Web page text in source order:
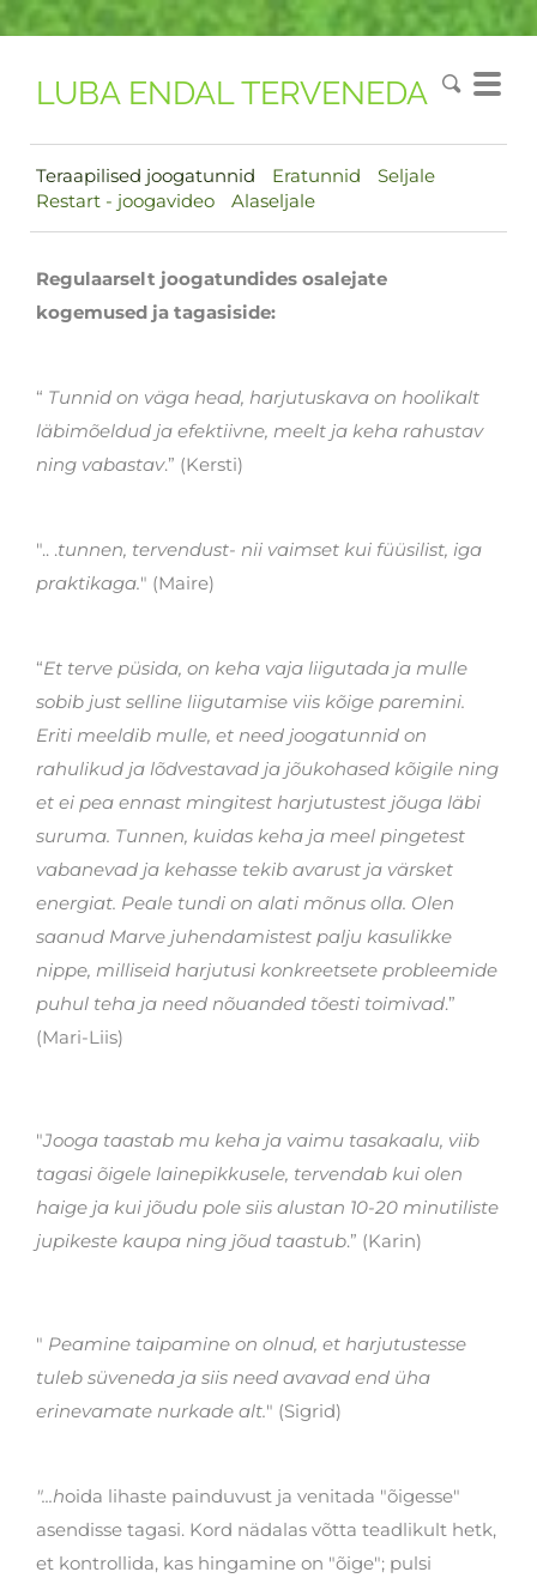
LUBA ENDAL TERVENEDA
Teraapilised joogatunnid Eratunnid
Seljale
Restart - joogavideo
Alaseljale
Regulaarselt joogatundides osalejate
kogemused ja tagasiside:
“ Tunnid on väga head, harjutuskava on hoolikalt
läbimõeldud ja efektiivne, meelt ja keha rahustav
ning vabastav.” (Kersti)
".. .tunnen, tervendust- nii vaimset kui füüsilist, iga
praktikaga." (Maire)
“Et terve püsida, on keha vaja liigutada ja mulle
sobib just selline liigutamise viis kõige paremini.
Eriti meeldib mulle, et need joogatunnid on
rahulikud ja lõdvestavad ja jõukohased kõigile ning
et ei pea ennast mingitest harjutustest jõuga läbi
suruma. Tunnen, kuidas keha ja meel pingetest
vabanevad ja kehasse tekib avarust ja värsket
energiat. Peale tundi on alati mõnus olla. Olen
saanud Marve juhendamistest palju kasulikke
nippe, milliseid harjutusi konkreetsete probleemide
puhul teha ja need nõuanded tõesti toimivad.”
(Mari-Liis)
"Jooga taastab mu keha ja vaimu tasakaalu, viib
tagasi õigele lainepikkusele, tervendab kui olen
haige ja kui jõudu pole siis alustan 10-20 minutiliste
jupikeste kaupa ning jõud taastub.” (Karin)
" Peamine taipamine on olnud, et harjutustesse
tuleb süveneda ja siis need avavad end üha
erinevamate nurkade alt." (Sigrid)
"...hoida lihaste painduvust ja venitada "õigesse"
asendisse tagasi. Kord nädalas võtta teadlikult hetk,
et kontrollida, kas hingamine on "õige"; pulsi